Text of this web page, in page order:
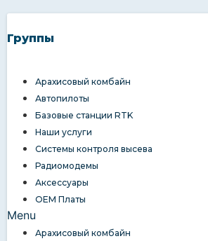
Группы
Арахисовый комбайн
Автопилоты
Базовые станции RTK
Наши услуги
Системы контроля высева
Радиомодемы
Аксессуары
OEM Платы
Menu
Арахисовый комбайн